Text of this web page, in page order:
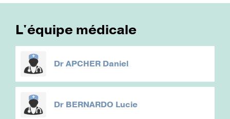
L'équipe médicale
DrAPCHER Daniel
Dr BERNARDO Lucie